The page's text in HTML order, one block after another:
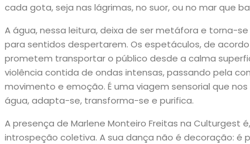
cada gota, seja nas lágrimas, no suor, ou no mar que
A água, nessa leitura, deixa de ser metáfora e torna-
para sentidos despertarem. Os espetáculos, de
prometem transportar o público desde a calma
violência contida de ondas intensas, passando pela
movimento e emoção. É uma viagem sensorial que
água, adapta-se, transforma-se e purifica.
A presença de Marlene Monteiro Freitas na Culturgest
introspeção coletiva. A sua dança não é decoração: é